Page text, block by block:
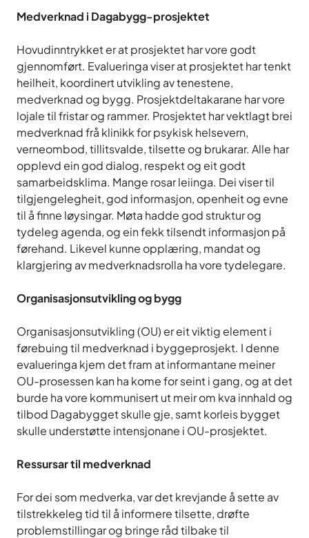
Medverknad i Dagabygg-prosjektet
Hovudinntrykket er at prosjektet har vore godt
gjennomført. Evalueringa viser at prosjektet har tenkt
heilheit, koordinert utvikling av tenestene,
medverknad og bygg. Prosjektdeltakarane har vore
lojale til fristar og rammer. Prosjektet har vektlagt brei
medverknad frå klinikk for psykisk helsevern,
verneombod, tillitsvalde, tilsette og brukarar. Alle har
opplevd ein god dialog, respekt og eit godt
samarbeidsklima. Mange rosar leiinga. Dei viser til
tilgjengelegheit, god informasjon, openheit og evne
til å finne løysingar. Møta hadde god struktur og
tydeleg agenda, og ein fekk tilsendt informasjon på
førehand. Likevel kunne opplæring, mandat og
klargjering av medverknadsrolla ha vore tydelegare.
Organisasjonsutvikling og bygg
Organisasjonsutvikling (OU) er eit viktig element i
førebuing til medverknad i byggeprosjekt. I denne
evalueringa kjem det fram at informantane meiner
OU-prosessen kan ha kome for seint i gang, og at det
burde ha vore kommunisert ut meir om kva innhald og
tilbod Dagabygget skulle gje, samt korleis bygget
skulle understøtte intensjonane i OU-prosjektet.
Ressursar til medverknad
For dei som medverka, var det krevjande å sette av
tilstrekkeleg tid til å informere tilsette, drøfte
problemstillingar og bringe råd tilbake til